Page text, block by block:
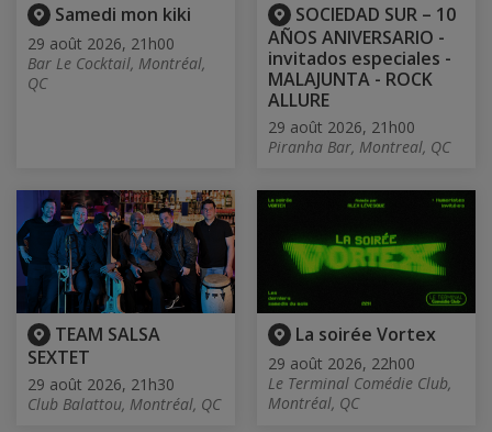
Samedi mon kiki
29 août 2026, 21h00
Bar Le Cocktail, Montréal,
QC
SOCIEDAD SUR – 10
AÑOS ANIVERSARIO -
invitados especiales -
MALAJUNTA - ROCK
ALLURE
29 août 2026, 21h00
Piranha Bar, Montreal, QC
TEAM SALSA
SEXTET
29 août 2026, 21h30
Club Balattou, Montréal, QC
La soirée Vortex
29 août 2026, 22h00
Le Terminal Comédie Club,
Montréal, QC